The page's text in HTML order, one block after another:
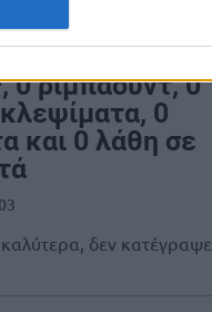
ο
με 0
0 ριμπάουντ, 0
0
και 0 λάθη σε
δεν κατέγραψε